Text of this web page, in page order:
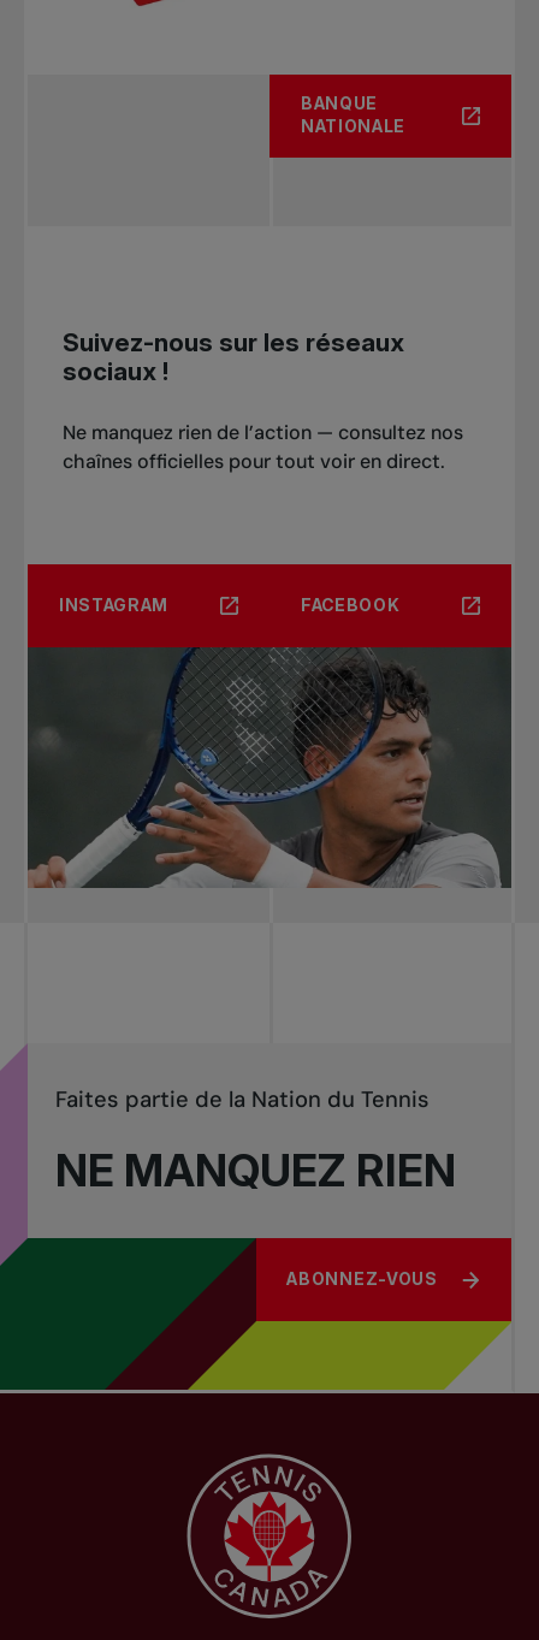
BANQUE
NATIONALE
Suivez-nous sur les réseaux
sociaux !
Ne manquez rien de l’action — consultez nos
chaînes officielles pour tout voir en direct.
INSTAGRAM FACEBOOK
NE MANQUEZ RIEN
Faites partie de la Nation du Tennis
ABONNEZ-VOUS